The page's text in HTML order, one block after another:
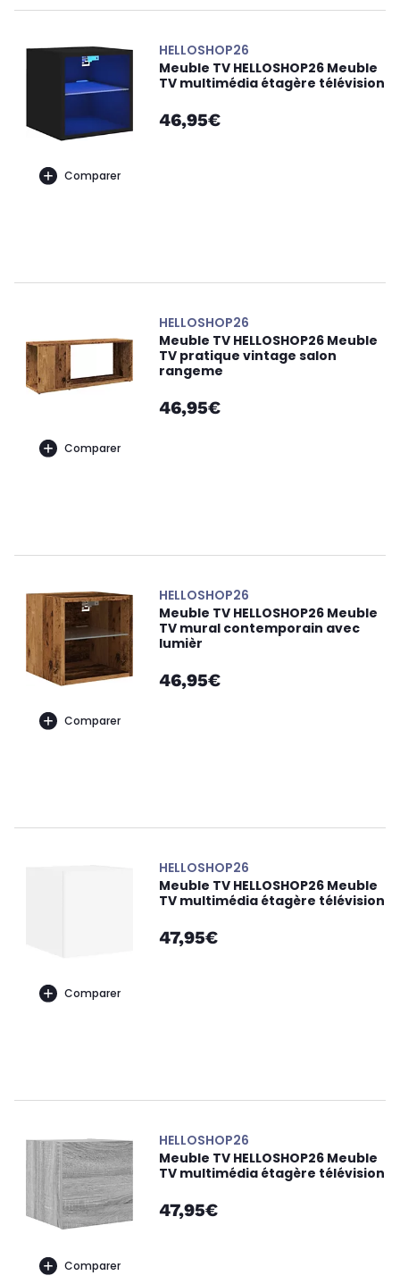
Comparer
HELLOSHOP26
Meuble TV HELLOSHOP26 Meuble
TV multimédia étagère télévision
46,95€
Comparer
HELLOSHOP26
Meuble TV HELLOSHOP26 Meuble
TV pratique vintage salon
rangeme
46,95€
Comparer
HELLOSHOP26
Meuble TV HELLOSHOP26 Meuble
TV mural contemporain avec
lumièr
46,95€
Comparer
HELLOSHOP26
Meuble TV HELLOSHOP26 Meuble
TV multimédia étagère télévision
47,95€
Comparer
HELLOSHOP26
Meuble TV HELLOSHOP26 Meuble
TV multimédia étagère télévision
47,95€